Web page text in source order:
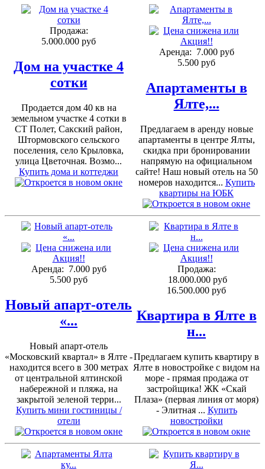
Продажа:
5.000.000 руб
Дом на участке 4
сотки
Продается дом 40 кв на
земельном участке 4 сотки в
СТ Полет, Сакский район,
Штормовского сельского
поселения, село Крыловка,
улица Цветочная. Возмо...
Купить дома и коттеджи
Аренда: 7.000 руб
5.500 руб
Апартаменты в
Ялте,...
Предлагаем в аренду новые
апартаменты в центре Ялты,
скидка при бронировании
напрямую на официальном
сайте! Наш новый отель на 50
номеров находится... Купить
квартиры на ЮБК
Аренда: 7.000 руб
5.500 руб
Новый апарт-отель
«...
Новый апарт-отель
«Московский квартал» в Ялте -
находится всего в 300 метрах
от центральной ялтинской
набережной и пляжа, на
закрытой зеленой терри...
Купить мини гостиницы /
отели
Продажа:
18.000.000 руб
16.500.000 руб
Квартира в Ялте в
н...
Предлагаем купить квартиру в
Ялте в новостройке с видом на
море - прямая продажа от
застройщика! ЖК «Скай
Плаза» (первая линия от моря)
- Элитная ... Купить
новостройки